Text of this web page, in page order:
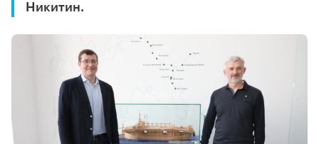
Никитин.